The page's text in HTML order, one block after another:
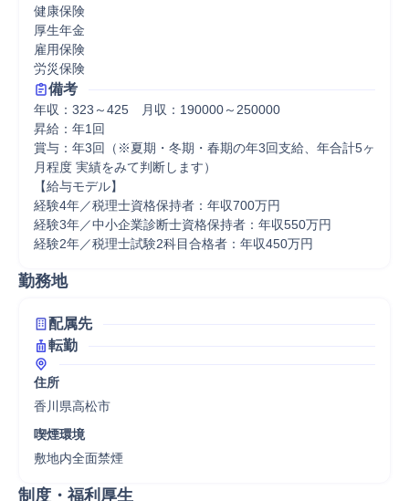
健康保険
厚生年金
雇用保険
労災保険
備考
年収：323～425　月収：190000～250000
昇給：年1回
賞与：年3回（※夏期・冬期・春期の年3回支給、年合計5ヶ
月程度 実績をみて判断します）
【給与モデル】
経験4年／税理士資格保持者：年収700万円
経験3年／中小企業診断士資格保持者：年収550万円
経験2年／税理士試験2科目合格者：年収450万円
勤務地
配属先
転勤
住所
香川県高松市
喫煙環境
敷地内全面禁煙
制度・福利厚生